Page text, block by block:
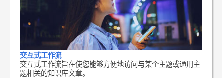
交互式工作流
交互式工作流旨在使您能够方便地访问与某个主题或通用主
题相关的知识库文章。